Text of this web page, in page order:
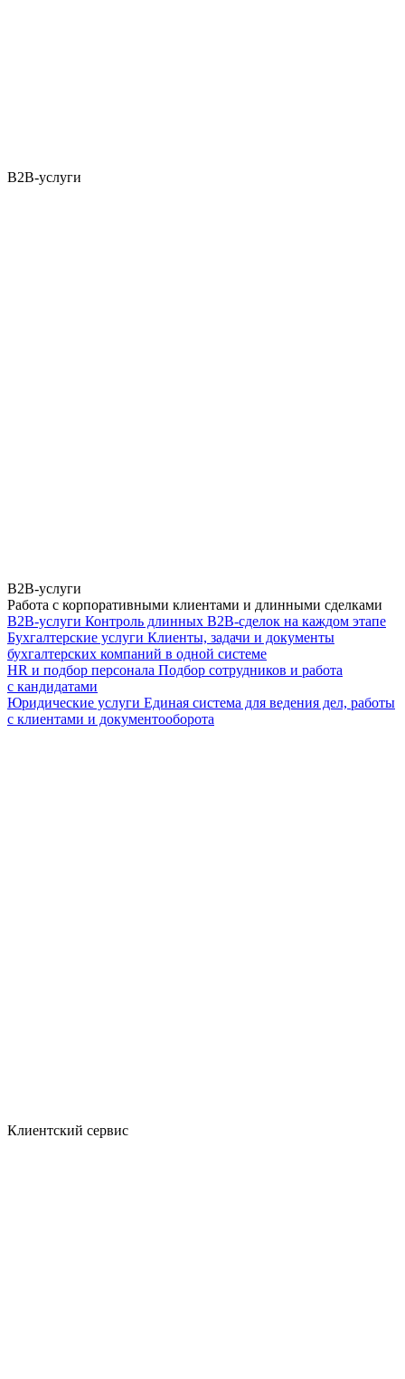
B2B-услуги
B2B-услуги
Работа с корпоративными клиентами и длинными сделками
B2B-услуги Контроль длинных B2B-сделок на каждом этапе
Бухгалтерские услуги Клиенты, задачи и документы
бухгалтерских компаний в одной системе
HR и подбор персонала Подбор сотрудников и работа
с кандидатами
Юридические услуги Единая система для ведения дел, работы
с клиентами и документооборота
Клиентский сервис